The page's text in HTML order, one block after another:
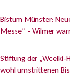
Bistum Münster:
Messe“ - Wilmer
Stiftung der „Woelki-
wohl umstrittenen